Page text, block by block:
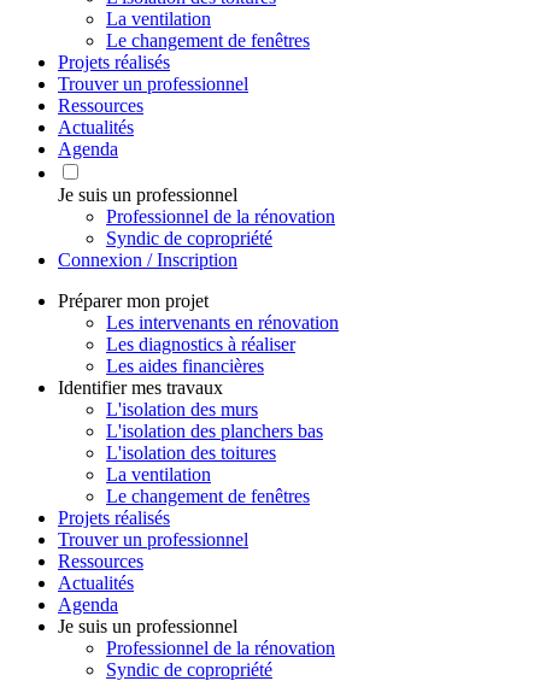
La ventilation
Le changement de fenêtres
Projets réalisés
Trouver un professionnel
Ressources
Actualités
Agenda
Je suis un professionnel
Professionnel de la rénovation
Syndic de copropriété
Connexion / Inscription
Préparer mon projet
Les intervenants en rénovation
Les diagnostics à réaliser
Les aides financières
Identifier mes travaux
L'isolation des murs
L'isolation des planchers bas
L'isolation des toitures
La ventilation
Le changement de fenêtres
Projets réalisés
Trouver un professionnel
Ressources
Actualités
Agenda
Je suis un professionnel
Professionnel de la rénovation
Syndic de copropriété